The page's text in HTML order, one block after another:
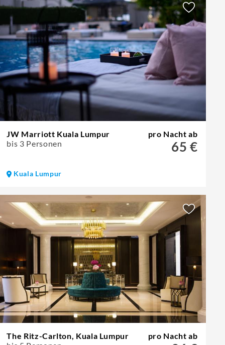
JW Marriott Kuala Lumpur
bis 3 Personen
pro Nacht ab
65 €
Kuala Lumpur
The Ritz-Carlton, Kuala Lumpur
pro Nacht ab